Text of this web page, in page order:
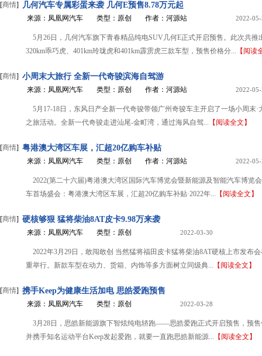
[商情] 几何汽车专属彩蛋来袭 几何E预售8.78万元起
来源：凤凰网汽车 类型：原创 作者：河源站 2022-
5月26日，几何汽车旗下青春精品纯电SUV几何E正式开启预售。此次共推
320km乖巧虎、401km玲珑虎和401km霹雳虎三款车型，预售价格分... 【阅读
[商情] 小周末大旅行 全新一代奇骏滨海自驾游
来源：凤凰网汽车 类型：原创 作者：河源站 2022-
5月17-18日，东风日产全新一代奇骏带领广州奇骏车主开启了一场小周末·
之旅活动。全新一代奇骏走进汕尾-金町湾，通过海风自驾... 【阅读全文】
[商情] 粤港澳大湾区车展，汇超20亿购车补贴
来源：凤凰网汽车 类型：原创 作者：河源站 2022-
2022(第二十六届)粤港澳大湾区国际汽车博览会暨新能源及智能汽车博览
车首场盛会：粤港澳大湾区车展，汇超20亿购车补贴·2022年... 【阅读全文】
[商情] 硬核够狠 猛将柴油8AT皮卡9.98万来袭
来源：凤凰网汽车 类型：原创 2022-03-30
2022年3月29日，敢闯敢创 当然猛将福田皮卡猛将柴油8AT硬核上市发布
重举行。新款车型在动力、货箱、内饰等多方面树立同级典... 【阅读全文】
[商情] 携手Keep为健康生活加电 思皓爱跑预售
来源：凤凰网汽车 类型：原创 2022-03-28
3月28日，思皓新能源旗下智炫纯电轿跑——思皓爱跑正式开启预售，预售
并携手知名运动平台Keep发起爱跑，就要一直跑思皓新能源... 【阅读全文】